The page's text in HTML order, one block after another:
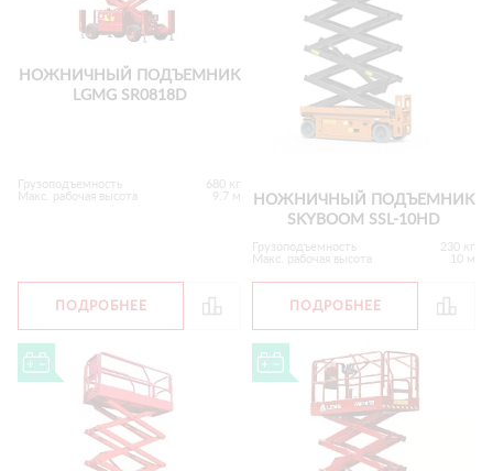
НОЖНИЧНЫЙ ПОДЪЕМНИК
LGMG SR0818D
Грузоподъемность
680 кг
Макс. рабочая высота
9.7 м
ПОДРОБНЕЕ
НОЖНИЧНЫЙ ПОДЪЕМНИК
SKYBOOM SSL-10HD
Грузоподъемность
230 кг
Макс. рабочая высота
10 м
ПОДРОБНЕЕ